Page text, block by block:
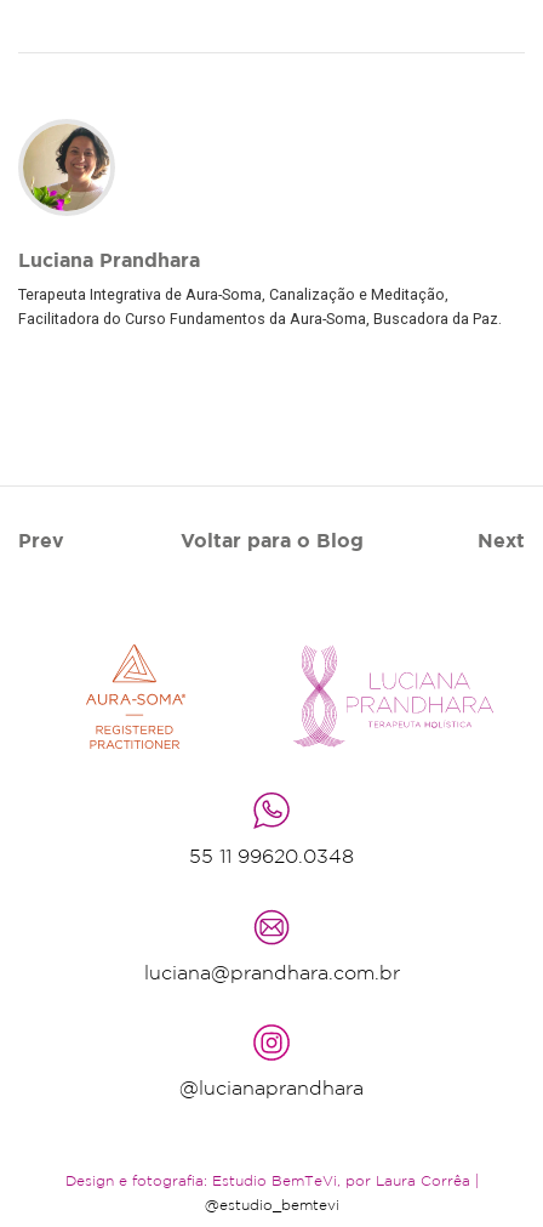
Luciana Prandhara
Terapeuta Integrativa de Aura-Soma, Canalização e Meditação,
Facilitadora do Curso Fundamentos da Aura-Soma, Buscadora da Paz.
Prev Voltar para o Blog Next
55 11 99620.0348
luciana@prandhara.com.br
@lucianaprandhara
Design e fotografia: Estudio BemTeVi, por Laura Corrêa |
@estudio_bemtevi